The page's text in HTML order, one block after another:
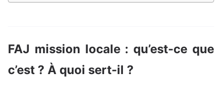
FAJ mission locale : qu’est-ce que
c’est ? À quoi sert-il ?